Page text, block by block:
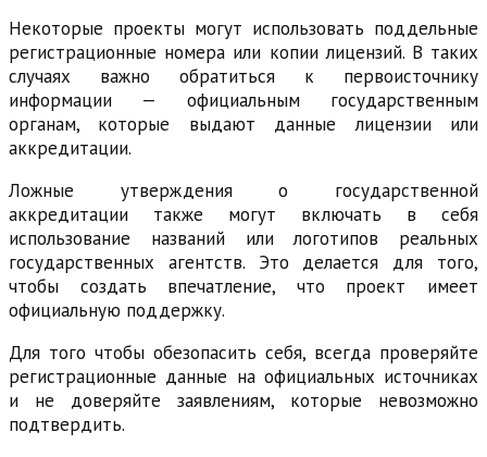
Некоторые проекты могут использовать поддельные
регистрационные номера или копии лицензий. В таких
случаях важно обратиться к первоисточнику
информации — официальным государственным
органам, которые выдают данные лицензии или
аккредитации.
Ложные утверждения о государственной
аккредитации также могут включать в себя
использование названий или логотипов реальных
государственных агентств. Это делается для того,
чтобы создать впечатление, что проект имеет
официальную поддержку.
Для того чтобы обезопасить себя, всегда проверяйте
регистрационные данные на официальных источниках
и не доверяйте заявлениям, которые невозможно
подтвердить.